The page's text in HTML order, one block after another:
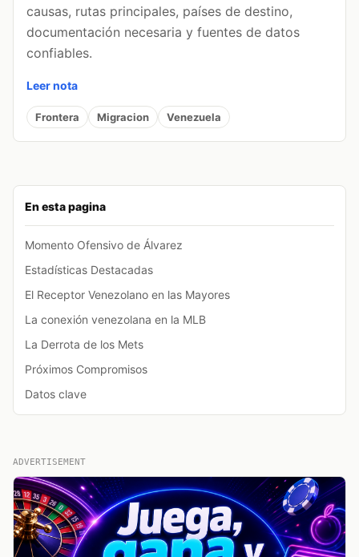
En esta pagina
Momento Ofensivo de Álvarez
Estadísticas Destacadas
El Receptor Venezolano en las Mayores
La conexión venezolana en la MLB
La Derrota de los Mets
Próximos Compromisos
Datos clave
causas, rutas principales, países de destino,
documentación necesaria y fuentes de datos
confiables.
Leer nota
Frontera Migracion Venezuela
ADVERTISEMENT